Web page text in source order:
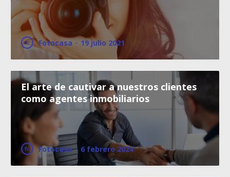
Fotocasa · 19 julio 2021
El arte de cautivar a nuestros clientes
como agentes inmobiliarios
Fotocasa · 6 febrero 2024